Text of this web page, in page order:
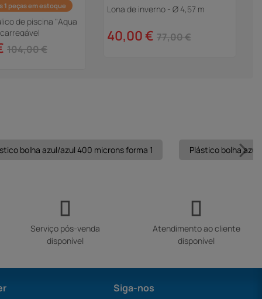
1 peças em estoque
de piscina "Aqua
104,00 €
Lona de inverno - Ø 4,57 m
40,00 € 77,00 €
bolha azul/azul 400 microns forma 1 Plástico bolha
Serviço pós-venda
disponível
Atendimento ao cliente
disponível
Siga-nos